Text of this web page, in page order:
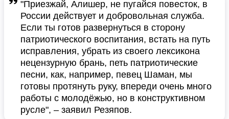
"Приезжай, Алишер, не пугайся повесток, в
России действует и добровольная служба.
Если ты готов развернуться в сторону
патриотического воспитания, встать на путь
исправления, убрать из своего лексикона
нецензурную брань, петь патриотические
песни, как, например, певец Шаман, мы
готовы протянуть руку, впереди очень много
работы с молодёжью, но в конструктивном
русле", – заявил Резяпов.